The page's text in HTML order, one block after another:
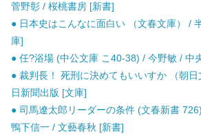
菅野彰 / 桜桃書房 [新書]
● 日本史はこんなに面白い （文春文庫） /
庫]
● 任?浴場 (中公文庫 こ40-38) / 今野敏 / 中
● 裁判長！ 死刑に決めてもいいすか （朝
日新聞出版 [文庫]
● 司馬遼太郎リーダーの条件 (文春新書
鴨下信一 / 文藝春秋 [新書]